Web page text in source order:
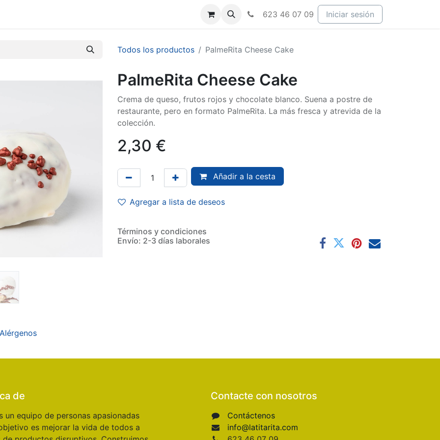
623 46 07 09 Iniciar sesión
Todos los productos PalmeRita Cheese Cake
PalmeRita Cheese Cake
Crema de queso, frutos rojos y chocolate blanco. Suena a postre de
restaurante, pero en formato PalmeRita. La más fresca y atrevida de la
colección.
2,30 €
Añadir a la cesta
Agregar a lista de deseos
Términos y condiciones
Envío: 2-3 días laborales
Alérgenos
de
un equipo de personas apasionadas
es mejorar la vida de todos a
Contacte con nosotros
Contáctenos
info@latitarita.com